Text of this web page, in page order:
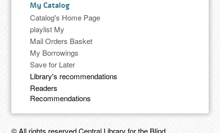
My Catalog
Catalog's Home Page
playlist My
Mail Orders Basket
My Borrowings
Save for Later
Library's recommendations
Readers
Recommendations
© All rights reserved Central Library for the Blind